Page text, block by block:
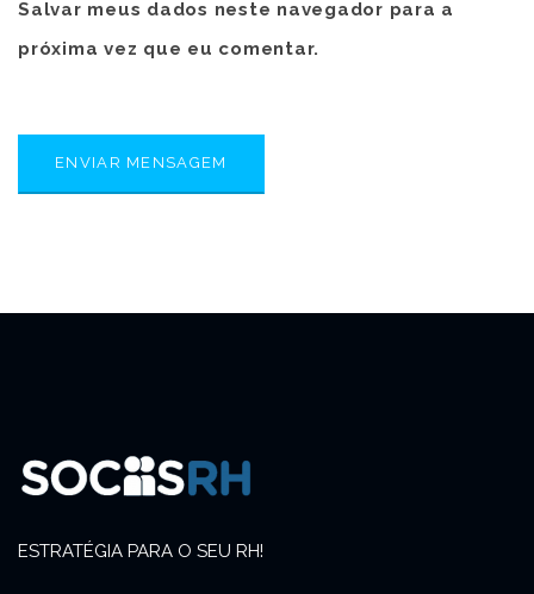
Salvar meus dados neste navegador para a
próxima vez que eu comentar.
ESTRATÉGIA PARA O SEU RH!